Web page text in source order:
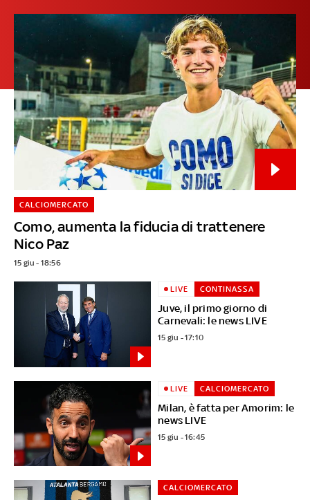
Como, aumenta la fiducia di trattenere
Nico Paz
CALCIOMERCATO
15 giu - 18:56
Juve, il primo giorno di
Carnevali: le news LIVE
LIVE CONTINASSA
15 giu - 17:10
Milan, è fatta per Amorim: le
news LIVE
LIVE CALCIOMERCATO
15 giu - 16:45
CALCIOMERCATO